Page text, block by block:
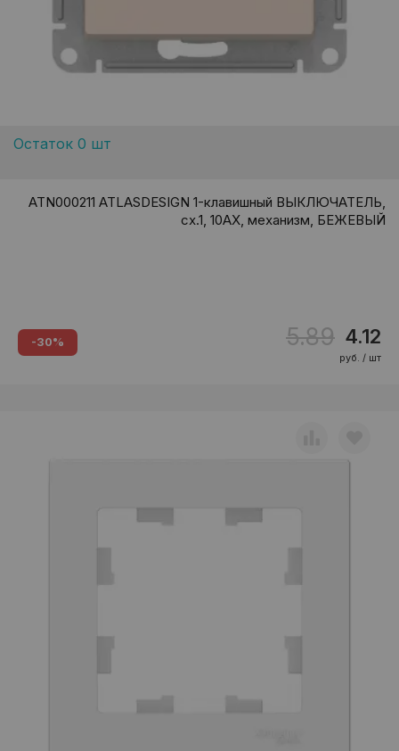
Остаток 0 шт
ATN000211 ATLASDESIGN 1-клавишный ВЫКЛЮЧАТЕЛЬ,
сх.1, 10АХ, механизм, БЕЖЕВЫЙ
-30% 5.89 4.12
руб. / шт